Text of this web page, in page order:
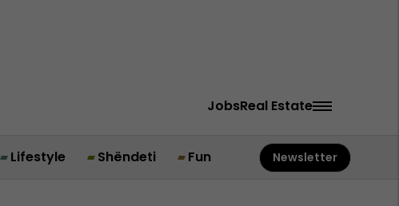
JobsReal Estate
Lifestyle Shëndeti Fun Newsletter